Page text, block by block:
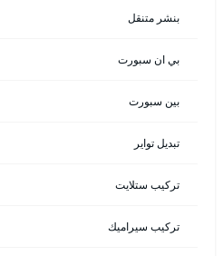
بنشر متنقل
بي ان سبورت
بين سبورت
تبديل تواير
تركيب ستلايت
تركيب سيراميك